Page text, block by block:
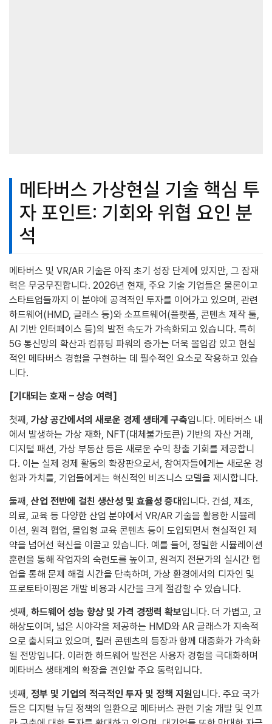
메타버스 가상현실 기술 핵심 투
자 포인트: 기회와 위협 요인 분
석
메타버스 및 VR/AR 기술은 아직 초기 성장 단계에 있지만, 그 잠재
력은 무궁무진합니다. 2026년 현재, 주요 기술 기업들은 물론이고
스타트업들까지 이 분야에 공격적인 투자를 이어가고 있으며, 관련
하드웨어(HMD, 글래스 등)와 소프트웨어(플랫폼, 콘텐츠 제작 툴,
AI 기반 인터페이스 등)의 발전 속도가 가속화되고 있습니다. 특히
5G 통신망의 확산과 컴퓨팅 파워의 증가는 더욱 몰입감 있고 현실
적인 메타버스 경험을 구현하는 데 필수적인 요소로 작용하고 있습
니다.
[기대되는 호재 – 상승 여력]
첫째, 가상 공간에서의 새로운 경제 생태계 구축입니다. 메타버스 내
에서 발생하는 가상 재화, NFT(대체불가토큰) 기반의 자산 거래,
디지털 패션, 가상 부동산 등은 새로운 수익 창출 기회를 제공합니
다. 이는 실제 경제 활동의 확장판으로서, 참여자들에게는 새로운 경
험과 가치를, 기업들에게는 혁신적인 비즈니스 모델을 제시합니다.
둘째, 산업 전반에 걸친 생산성 및 효율성 증대입니다. 건설, 제조,
의료, 교육 등 다양한 산업 분야에서 VR/AR 기술을 활용한 시뮬레
이션, 원격 협업, 몰입형 교육 콘텐츠 등이 도입되면서 현실적인 제
약을 넘어선 혁신을 이끌고 있습니다. 예를 들어, 정밀한 시뮬레이션
훈련을 통해 작업자의 숙련도를 높이고, 원격지 전문가의 실시간 협
업을 통해 문제 해결 시간을 단축하며, 가상 환경에서의 디자인 및
프로토타이핑은 개발 비용과 시간을 크게 절감할 수 있습니다.
셋째, 하드웨어 성능 향상 및 가격 경쟁력 확보입니다. 더 가볍고, 고
해상도이며, 넓은 시야각을 제공하는 HMD와 AR 글래스가 지속적
으로 출시되고 있으며, 킬러 콘텐츠의 등장과 함께 대중화가 가속화
될 전망입니다. 이러한 하드웨어 발전은 사용자 경험을 극대화하며
메타버스 생태계의 확장을 견인할 주요 동력입니다.
넷째, 정부 및 기업의 적극적인 투자 및 정책 지원입니다. 주요 국가
들은 디지털 뉴딜 정책의 일환으로 메타버스 관련 기술 개발 및 인프